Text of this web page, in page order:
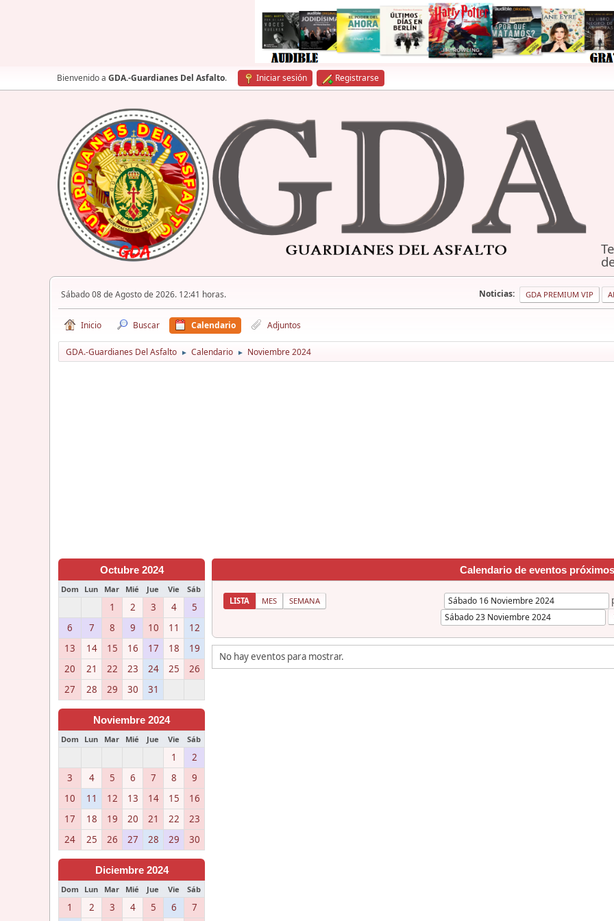
Bienvenido a GDA.-Guardianes Del Asfalto. Iniciar sesión Registrarse
Sábado 08 de Agosto de 2026. 12:41 horas. Noticias: GDA PREMIUM VIP
Inicio Buscar Calendario Adjuntos
GDA.-Guardianes Del Asfalto ► Calendario ► Noviembre 2024
Octubre 2024
Dom Lun Mar Mié Jue Vie Sáb
1 2 3 4
5
6
7 8 9 10 11
12
13
14 15 16 17 18
19
20
21 22 23 24 25
26
27
28 29 30 31
Noviembre 2024
Dom Lun Mar Mié Jue Vie Sáb
1
2
3
4 5 6 7 8
9
10
11 12 13 14 15
16
17
18 19 20 21 22
23
24
25 26 27 28 29 30
Diciembre 2024
Dom Lun Mar Mié Jue Vie Sáb
1 2 3 4 5 6 7
Calendario de eventos próximos
LISTA MES SEMANA
No hay eventos para mostrar.